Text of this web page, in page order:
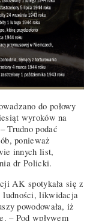
do połowy
wyroków na
Trudno podać
ponieważ
innych list,
dr Policki.
AK spotykała się z
ludności, likwidacja
powodowała, iż
– Pod wpływem